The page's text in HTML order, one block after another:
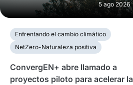
5 ago 2026
Enfrentando el cambio climático
NetZero-Naturaleza positiva
ConvergEN+ abre llamado a
proyectos piloto para acelerar la